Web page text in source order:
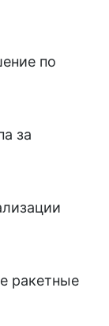
по
за
ракетные